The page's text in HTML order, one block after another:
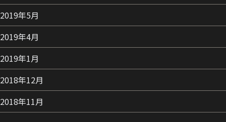
2019年5月
2019年4月
2019年1月
2018年12月
2018年11月